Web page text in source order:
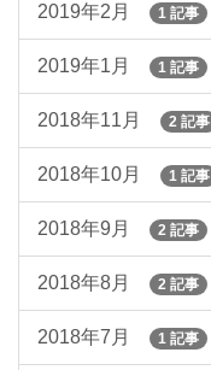
2019年2月 1 記事
2019年1月 1 記事
2018年11月 2 記事
2018年10月 1 記事
2018年9月 2 記事
2018年8月 2 記事
2018年7月 1 記事